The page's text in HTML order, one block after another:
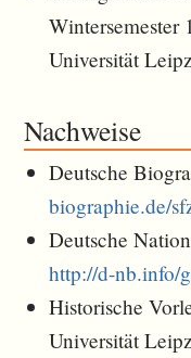
Wintersemester
Universität
Nachweise
Deutsche
biographie.de/
Deutsche
http://d-nb.info/
Historische
Universität